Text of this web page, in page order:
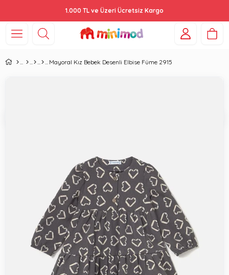
1.000 TL ve Üzeri Ücretsiz Kargo
Mayoral Kız Bebek Desenli Elbise Füme 2915